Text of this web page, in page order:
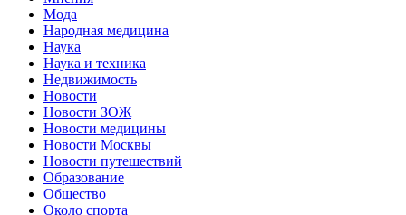
Мода
Народная медицина
Наука
Наука и техника
Недвижимость
Новости
Новости ЗОЖ
Новости медицины
Новости Москвы
Новости путешествий
Образование
Общество
Около спорта